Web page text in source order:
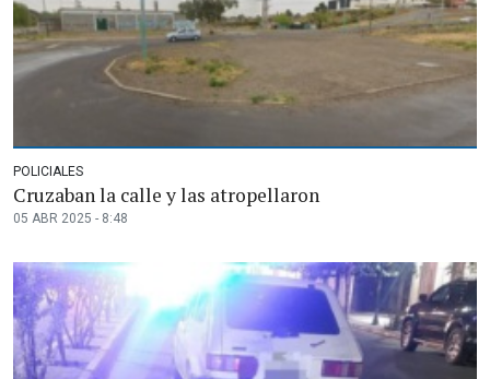
POLICIALES
Cruzaban la calle y las atropellaron
05 ABR 2025 - 8:48